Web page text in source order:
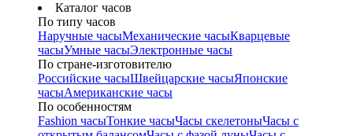
Каталог часов
По типу часов
Наручные часыМеханические часыКварцевые
часыУмные часыЭлектронные часы
По стране-изготовителю
Российские часыШвейцарские часыЯпонские
часыАмериканские часы
По особенностям
Fashion часыТонкие часыЧасы скелетоныЧасы с